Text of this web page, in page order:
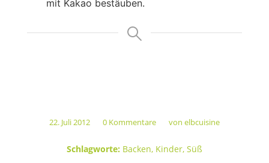
mit Kakao bestäuben.
22. Juli 2012
/ 0 Kommentare
/ von elbcuisine
Schlagworte: Backen, Kinder, Süß